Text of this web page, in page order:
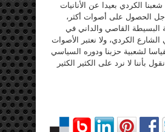
الكردي بعيدا عن الأنانيات
الحصول على أصوات أكثر،
البسيطة القاصي والداني في
الشارع الكردي، ولا نعتبر الأصوات
لشعبية حزبنا ودوره السياسي
بأننا لا نرد على الكثير الكثير